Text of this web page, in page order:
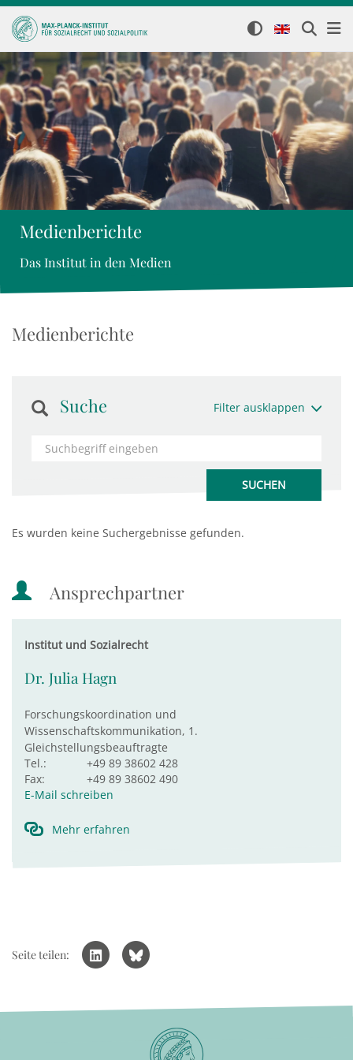
Medienberichte
Das Institut in den Medien
Medienberichte
Suche Filter ausklappen
Es wurden keine Suchergebnisse gefunden.
Ansprechpartner
Institut und Sozialrecht
Dr. Julia Hagn
Forschungskoordination und
Wissenschaftskommunikation, 1.
Gleichstellungsbeauftragte
Tel.:
+49 89 38602 428
Fax:
+49 89 38602 490
E-Mail schreiben
Mehr erfahren
Seite teilen: